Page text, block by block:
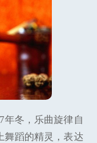
年冬，乐曲旋律自
舞蹈的精灵，表达